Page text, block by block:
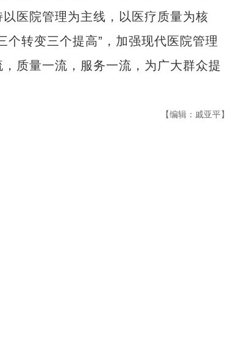
医院管理为主线，以医疗质量为核
转变三个提高”，加强现代医院管理
质量一流，服务一流，为广大群众提
【编辑：戚亚平】